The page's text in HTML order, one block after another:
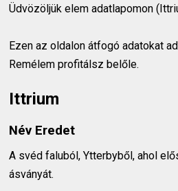
Üdvözöljük elem adatlapomon
Ezen az oldalon átfogó adatokat
Remélem profitálsz belőle.
Ittrium
Név Eredet
A svéd faluból, Ytterbyből, ahol
ásványát.